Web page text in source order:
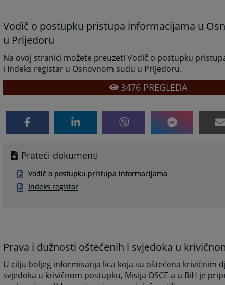
Vodič o postupku pristupa informacijama u
u Prijedoru
Na ovoj stranici možete preuzeti Vodič o postupku
i Indeks registar u Osnovnom sudu u Prijedoru.
3476 PREGLEDA
Prateći dokumenti
Vodič o postupku pristupa informacijama
Indeks registar
Prava i dužnosti oštećenih i svjedoka u
U cilju boljeg informisanja lica koja su oštećena krivičnim
svjedoka u krivičnom postupku, Misija OSCE-a u BiH je